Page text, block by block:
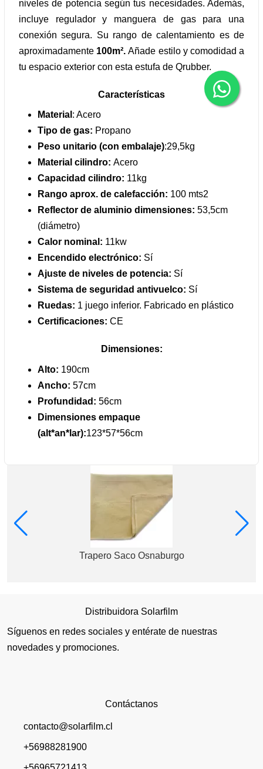
niveles de potencia según tus necesidades. Además,
incluye regulador y manguera de gas para una
conexión segura. Su rango de calentamiento es de
aproximadamente 100m².Añade estilo y comodidad a
tu espacio exterior con esta estufa de Qrubber.
Características
Material : Acero
Tipo de gas: Propano
Peso unitario (con embalaje):29,5kg
Material cilindro: Acero
Capacidad cilindro: 11kg
Rango aprox. de calefacción: 100 mts2
Reflector de aluminio dimensiones: 53,5cm
(diámetro)
Calor nominal: 11kw
Encendido electrónico: Sí
Ajuste de niveles de potencia: Sí
Sistema de seguridad antivuelco: Sí
Ruedas: 1 juego inferior. Fabricado en plástico
Certificaciones: CE
Dimensiones:
Alto: 190cm
Ancho: 57cm
Profundidad: 56cm
Dimensiones empaque
(alt*an*lar):123*57*56cm
Trapero Saco Osnaburgo
Distribuidora Solarfilm
Síguenos en redes sociales y entérate de nuestras
novedades y promociones.
Contáctanos
contacto@solarfilm.cl
+56988281900